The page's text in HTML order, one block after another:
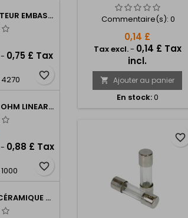
CONNECTEUR EMBASE SECTEUR IEC C14
- 0,75 £ Tax
4270 favorite_border
9MM 10K OHM LINEAR POT WITH WHITE LINE INDICATOR
- 0,88 £ Tax
1000 favorite_border
DOUILLE CÉRAMIQUE E27
Commentaire(s): 0
0,14 £
Tax excl.- 0,14 £ Tax
incl.
 Ajouter au panier
En stock:0
favorite_border